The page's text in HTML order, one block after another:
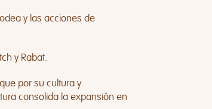
y las acciones de
y Rabat.
por su cultura y
consolida la expansión en